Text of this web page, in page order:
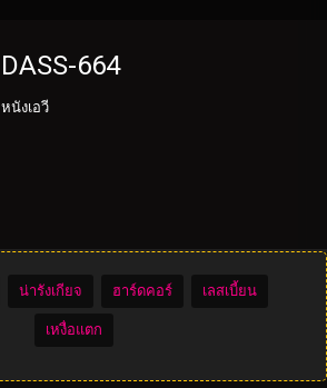
DASS-664
หนังเอวี
น่ารังเกียจ ฮาร์ดคอร์ เลสเบี้ยน
เหงื่อแตก